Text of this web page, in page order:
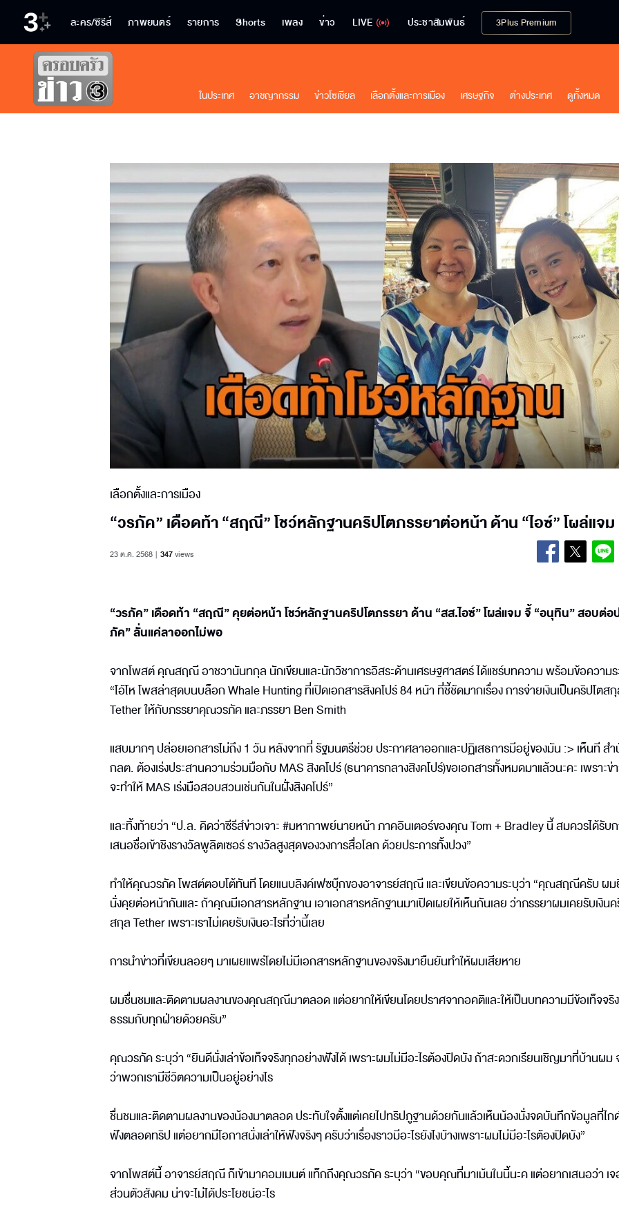
ละคร/ซีรีส์ ภาพยนตร์ รายการ Shorts เพลง ข่าว LIVE ประชาสัมพันธ์ 3Plus Premium
ในประเทศ อาชญากรรม ข่าวโซเชียล เลือกตั้งและการเมือง เศรษฐกิจ ต่างประเทศ ดูทั้งหมด
เลือกตั้งและการเมือง
“วรภัค” เดือดท้า “สฤณี” โชว์หลักฐานคริปโตภรรยาต่อหน้า ด้าน “ไอซ์” โผล่แจม
23 ต.ค. 2568 347views
“วรภัค” เดือดท้า “สฤณี” คุยต่อหน้า โชว์หลักฐานคริปโตภรรยา ด้าน “สส.ไอซ์” โผล่แจม จี้ “อนุทิน” สอบต่อ
ภัค” ลั่นแค่ลาออกไม่พอ
จากโพสต์ คุณสฤณี อาชวานันทกุล นักเขียนและนักวิชาการอิสระด้านเศรษฐศาสตร์ ได้แชร์บทความ พร้อมข้อความร
“โอ้โห โพสล่าสุดบนบล็อก Whale Hunting ที่เปิดเอกสารสิงคโปร์ 84 หน้า ที่ชี้ชัดมากเรื่อง การจ่ายเงินเป็นคริปโตส
Tether ให้กับภรรยาคุณวรภัค และภรรยา Ben Smith
แสบมากๆ ปล่อยเอกสารไม่ถึง 1 วัน หลังจากที่ รัฐมนตรีช่วย ประกาศลาออกและปฏิเสธการมีอยู่ของมัน :> เห็นที ส
กลต. ต้องเร่งประสานความร่วมมือกับ MAS สิงคโปร์ (ธนาคารกลางสิงคโปร์)ขอเอกสารทั้งหมดมาแล้วนะคะ เพราะข่
จะทำให้ MAS เร่งมือสอบสวนเช่นกันในฝั่งสิงคโปร์”
และทิ้งท้ายว่า “ป.ล. คิดว่าซีรีส์ข่าวเจาะ #มหากาพย์นายหน้า ภาคอินเตอร์ของคุณ Tom + Bradley นี้ สมควรได้รับ
เสนอชื่อเข้าชิงรางวัลพูลิตเซอร์ รางวัลสูงสุดของวงการสื่อโลก ด้วยประการทั้งปวง”
ทำให้คุณวรภัค โพสต์ตอบโต้ทันที โดยแนบลิงค์เฟซบุ๊กของอาจารย์สฤณี และเขียนข้อความระบุว่า “คุณสฤณีครับ ผม
นั่งคุยต่อหน้ากันและ ถ้าคุณมีเอกสารหลักฐาน เอาเอกสารหลักฐานมาเปิดเผยให้เห็นกันเลย ว่าภรรยาผมเคยรับเงิน
สกุล Tether เพราะเราไม่เคยรับเงินอะไรที่ว่านี้เลย
การนำข่าวที่เขียนลอยๆ มาเผยแพร่โดยไม่มีเอกสารหลักฐานของจริงมายืนยันทำให้ผมเสียหาย
ผมชื่นชมและติดตามผลงานของคุณสฤณีมาตลอด แต่อยากให้เขียนโดยปราศจากอคติและให้เป็นบทความมีข้อเท็จจริ
ธรรมกับทุกฝ่ายด้วยครับ”
คุณวรภัค ระบุว่า “ยินดีนั่งเล่าข้อเท็จจริงทุกอย่างฟังได้ เพราะผมไม่มีอะไรต้องปิดบัง ถ้าสะดวกเรียนเชิญมาที่บ้านผม
ว่าพวกเรามีชีวิตความเป็นอยู่อย่างไร
ชื่นชมและติดตามผลงานของน้องมาตลอด ประทับใจตั้งแต่เคยไปทริปภูฐานด้วยกันแล้วเห็นน้องนั่งจดบันทึกข้อมูลที่ไก
ฟังตลอดทริป แต่อยากมีโอกาสนั่งเล่าให้ฟังจริงๆ ครับว่าเรื่องราวมีอะไรยังไงบ้างเพราะผมไม่มีอะไรต้องปิดบัง”
จากโพสต์นี้ อาจารย์สฤณี ก็เข้ามาคอมเมนต์ แท็กถึงคุณวรภัค ระบุว่า “ขอบคุณที่มาเม้นในนี้นะค แต่อยากเสนอว่า เ
ส่วนตัวสังคม น่าจะไม่ได้ประโยชน์อะไร